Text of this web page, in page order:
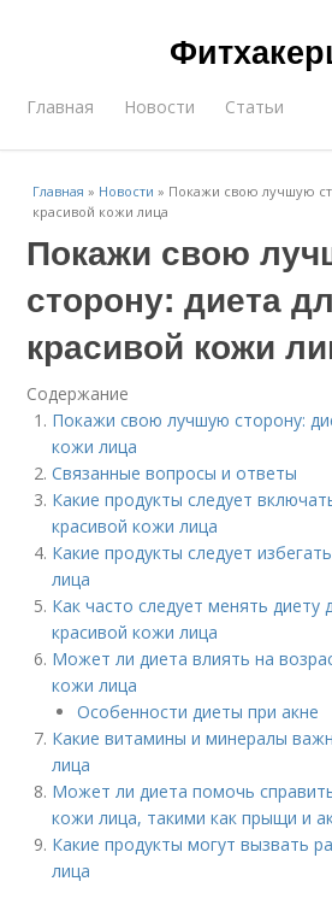
Главная Новости Статьи
Главная » Новости » Покажи свою лучшую
красивой кожи лица
Покажи свою
сторону: диета
красивой кожи
Содержание
Покажи свою лучшую сторону:
кожи лица
Связанные вопросы и ответы
Какие продукты следует
красивой кожи лица
Какие продукты следует
лица
Как часто следует менять диету
красивой кожи лица
Может ли диета влиять на
кожи лица
Особенности диеты при акне
Какие витамины и минералы
лица
Может ли диета помочь
кожи лица, такими как прыщи и
Какие продукты могут вызвать
лица